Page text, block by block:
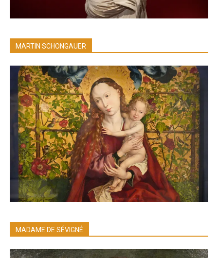
MARTIN SCHONGAUER
MADAME DE SÉVIGNÉ